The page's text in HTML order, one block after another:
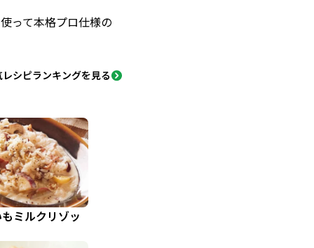
って本格プロ仕様の
シピランキングを見る
ミルクリゾッ